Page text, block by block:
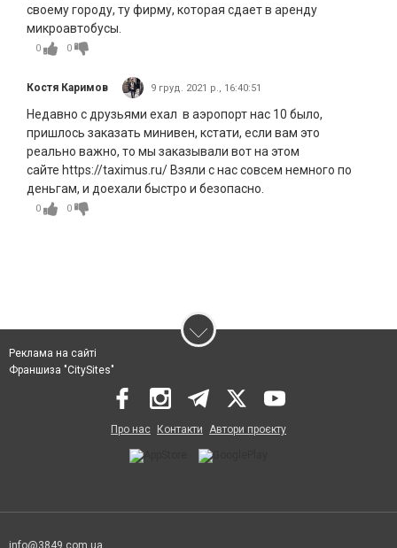
своему городу, ту фирму, которая сдает в аренду
микроавтобусы.
0 0
Костя Каримов 9 груд. 2021 р., 16:40:51
Недавно с друзьями ехал в аэропорт нас 10 было,
пришлось заказать минивен, кстати, если вам это
реально важно, то мы заказывали вот на этом
сайте https://taximus.ru/ Взяли с нас совсем немного по
деньгам, и доехали быстро и безопасно.
0 0
Реклама на сайті
Франшиза "CitySites"
Про нас Контакти Автори проєкту
info@3849.com.ua